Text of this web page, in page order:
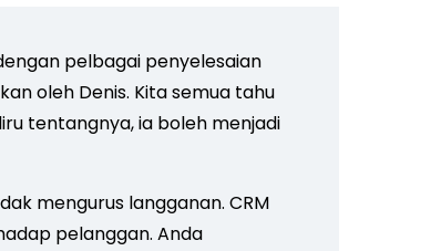
pelbagai penyelesaian
oleh Denis. Kita semua tahu
tentangnya, ia boleh menjadi
mengurus langganan. CRM
pelanggan. Anda